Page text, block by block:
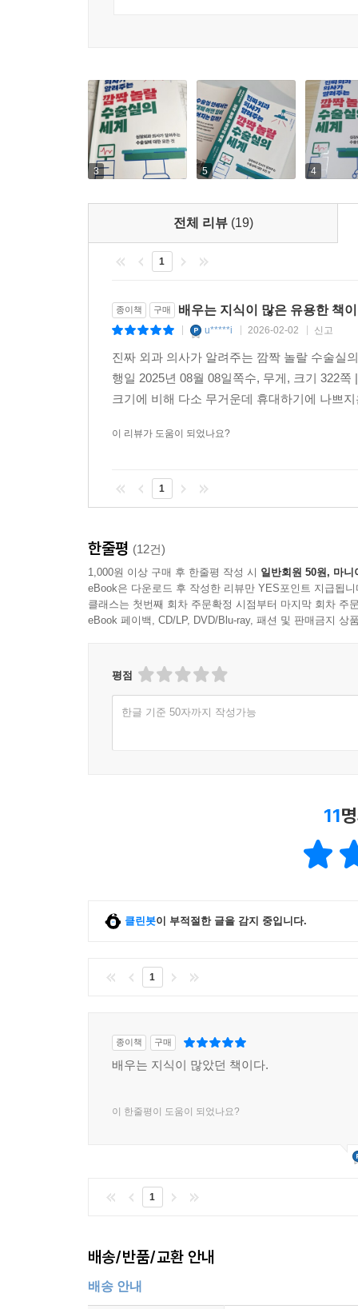
3 5 4
전체 리뷰 (19)
1
종이책 구매 배우는 지식이 많은 유용한 책
u*****i 2026-02-02 신고
진짜 외과 의사가 알려주는 깜짝 놀랄 수술실
행일 2025년 08월 08일쪽수, 무게, 크기 322
크기에 비해 다소 무거운데 휴대하기에 나쁘
이 리뷰가 도움이 되었나요?
1
한줄평 (12건)
1,000원 이상 구매 후 한줄평 작성 시 일반회원 50원, 마니
eBook은 다운로드 후 작성한 리뷰만 YES포인트 지급됩니
클래스는 첫번째 회차 주문확정 시점부터 마지막 회차 주
eBook 페이백, CD/LP, DVD/Blu-ray, 패션 및 판매금지 상
평점
한글 기준 50자까지 작성가능
11
클린봇이 부적절한 글을 감지 중입니다.
1
종이책 구매
배우는 지식이 많았던 책이다.
이 한줄평이 도움이 되었나요?
1
배송/반품/교환 안내
배송 안내